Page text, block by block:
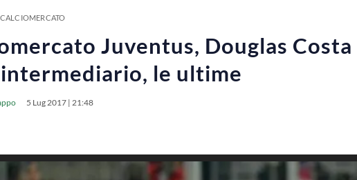
CALCIOMERCATO
Juventus, Douglas
le ultime
5 Lug 2017 | 21:48